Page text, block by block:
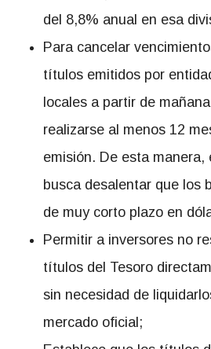
del 8,8% anual en esa
Para cancelar
títulos emitidos por
locales a partir de
realizarse al menos 12
emisión. De esta manera,
busca desalentar que los
de muy corto plazo en
Permitir a inversores no
títulos del Tesoro
sin necesidad de
mercado oficial;